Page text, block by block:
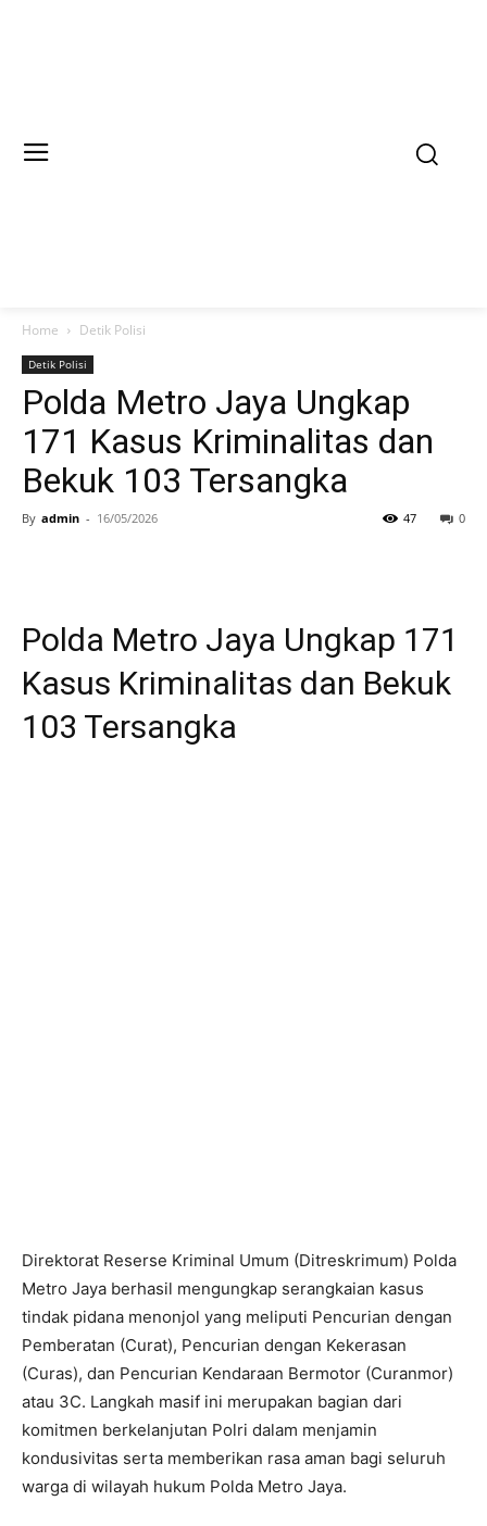
Home Detik Polisi
Detik Polisi
Polda Metro Jaya Ungkap
171 Kasus Kriminalitas dan
Bekuk 103 Tersangka
By admin - 16/05/2026 0
47
Polda Metro Jaya Ungkap 171
Kasus Kriminalitas dan Bekuk
103 Tersangka
Direktorat Reserse Kriminal Umum (Ditreskrimum) Polda
Metro Jaya berhasil mengungkap serangkaian kasus
tindak pidana menonjol yang meliputi Pencurian dengan
Pemberatan (Curat), Pencurian dengan Kekerasan
(Curas), dan Pencurian Kendaraan Bermotor (Curanmor)
atau 3C. Langkah masif ini merupakan bagian dari
komitmen berkelanjutan Polri dalam menjamin
kondusivitas serta memberikan rasa aman bagi seluruh
warga di wilayah hukum Polda Metro Jaya.